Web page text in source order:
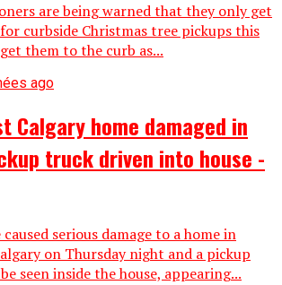
are being warned that they only get
curbside Christmas tree pickups this
them to the curb as...
ago
Calgary home damaged in
truck driven into house -
serious damage to a home in
on Thursday night and a pickup
seen inside the house, appearing...